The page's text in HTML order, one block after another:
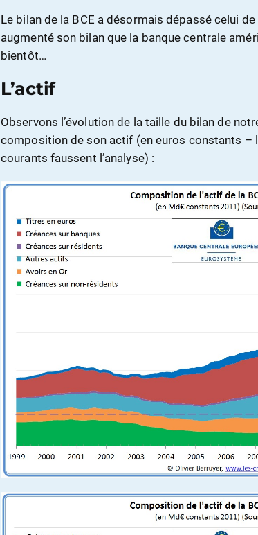
Le bilan de la BCE a désormais dépassé celui
augmenté son bilan que la banque centrale
bientôt…
L’actif
Observons l’évolution de la taille du bilan de
composition de son actif (en euros constants –
courants faussent l’analyse) :